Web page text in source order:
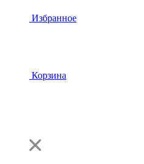
Избранное
Корзина